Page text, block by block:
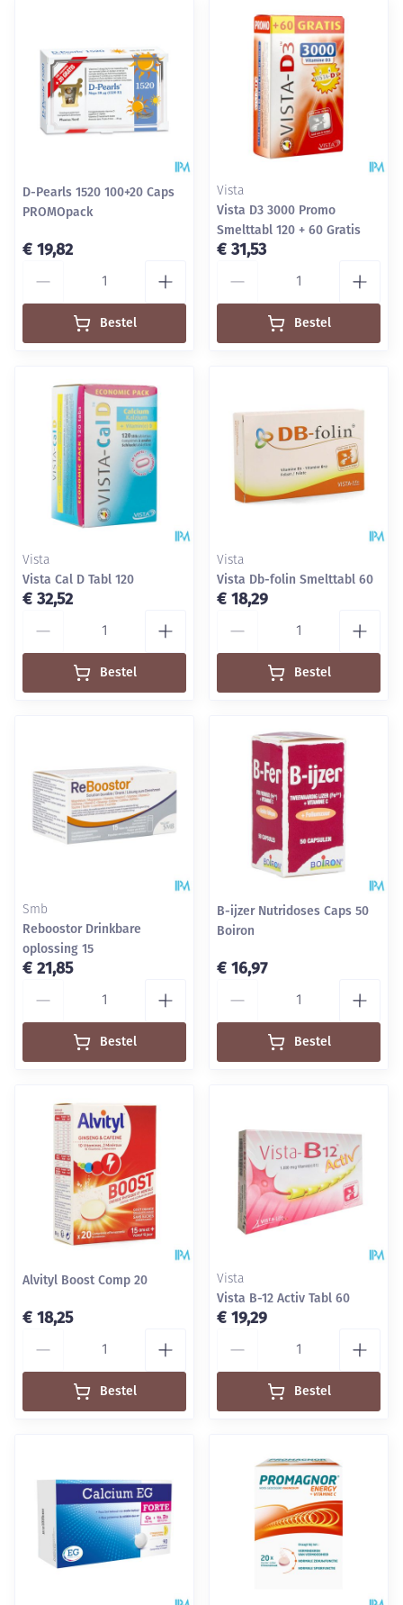
D-Pearls 1520 100+20 Caps
PROMOpack
€ 19,82
Bestel
Vista
Vista D3 3000 Promo
Smelttabl 120 + 60 Gratis
€ 31,53
Bestel
Vista
Vista Cal D Tabl 120
€ 32,52
Bestel
Vista
Vista Db-folin Smelttabl 60
€ 18,29
Bestel
Smb
Reboostor Drinkbare
oplossing 15
€ 21,85
Bestel
B-ijzer Nutridoses Caps 50
Boiron
€ 16,97
Bestel
Alvityl Boost Comp 20
€ 18,25
Bestel
Vista
Vista B-12 Activ Tabl 60
€ 19,29
Bestel